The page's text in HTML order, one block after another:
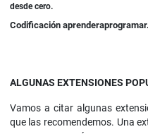
desde cero.
Codificación
ALGUNAS EXTENSIONES
Vamos a citar algunas
que las recomendemos. Una